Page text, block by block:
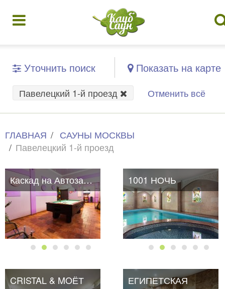
Уточнить поиск Показать на карте
Павелецкий 1-й проезд Отменить всё
ГЛАВНАЯ
САУНЫ МОСКВЫ
Павелецкий 1-й проезд
Каскад на Автозаводской 1001 НОЧЬ
CRISTAL & MOЁТ ЕГИПЕТСКАЯ